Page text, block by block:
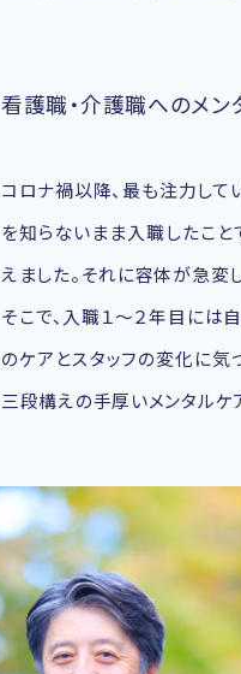
看護職・介護職へのメン
コロナ禍以降、最も注力して
を知らないまま入職したこと
えました。それに容体が急変
そこで、入職１～２年目には
のケアとスタッフの変化に気
三段構えの手厚いメンタルケ